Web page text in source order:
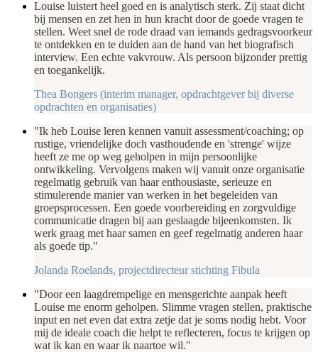
Louise luistert heel goed en is analytisch sterk. Zij staat dicht
bij mensen en zet hen in hun kracht door de goede vragen te
stellen. Weet snel de rode draad van iemands gedragsvoorkeur
te ontdekken en te duiden aan de hand van het biografisch
interview. Een echte vakvrouw. Als persoon bijzonder prettig
en toegankelijk.
Thea Bongers (interim manager, opdrachtgever bij diverse
opdrachten en organisaties)
"Ik heb Louise leren kennen vanuit assessment/coaching; op
rustige, vriendelijke doch vasthoudende en 'strenge' wijze
heeft ze me op weg geholpen in mijn persoonlijke
ontwikkeling. Vervolgens maken wij vanuit onze organisatie
regelmatig gebruik van haar enthousiaste, serieuze en
stimulerende manier van werken in het begeleiden van
groepsprocessen. Een goede voorbereiding en zorgvuldige
communicatie dragen bij aan geslaagde bijeenkomsten. Ik
werk graag met haar samen en geef regelmatig anderen haar
als goede tip."
Jolanda Roelands, projectdirecteur stichting Fibula
"Door een laagdrempelige en mensgerichte aanpak heeft
Louise me enorm geholpen. Slimme vragen stellen, praktische
input en net even dat extra zetje dat je soms nodig hebt. Voor
mij de ideale coach die helpt te reflecteren, focus te krijgen op
wat ik kan en waar ik naartoe wil."